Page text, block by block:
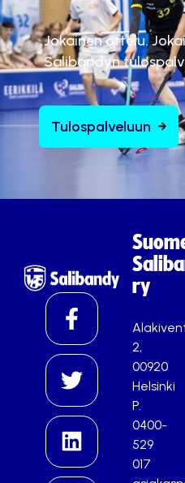
Jokainen ottelu.
Salibandyn
Tulospalveluun
ry
2,
00920
Helsinki
P.
0400-
529
017